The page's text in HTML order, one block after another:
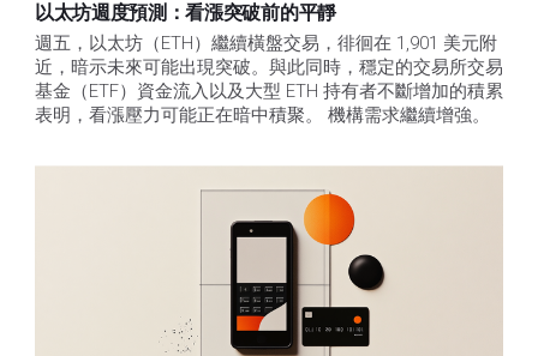
以太坊週度預測：看漲突破前的平靜
週五，以太坊（ETH）繼續橫盤交易，徘徊在 1,901 美元附
近，暗示未來可能出現突破。與此同時，穩定的交易所交易
基金（ETF）資金流入以及大型 ETH 持有者不斷增加的積累
表明，看漲壓力可能正在暗中積聚。 機構需求繼續增強。